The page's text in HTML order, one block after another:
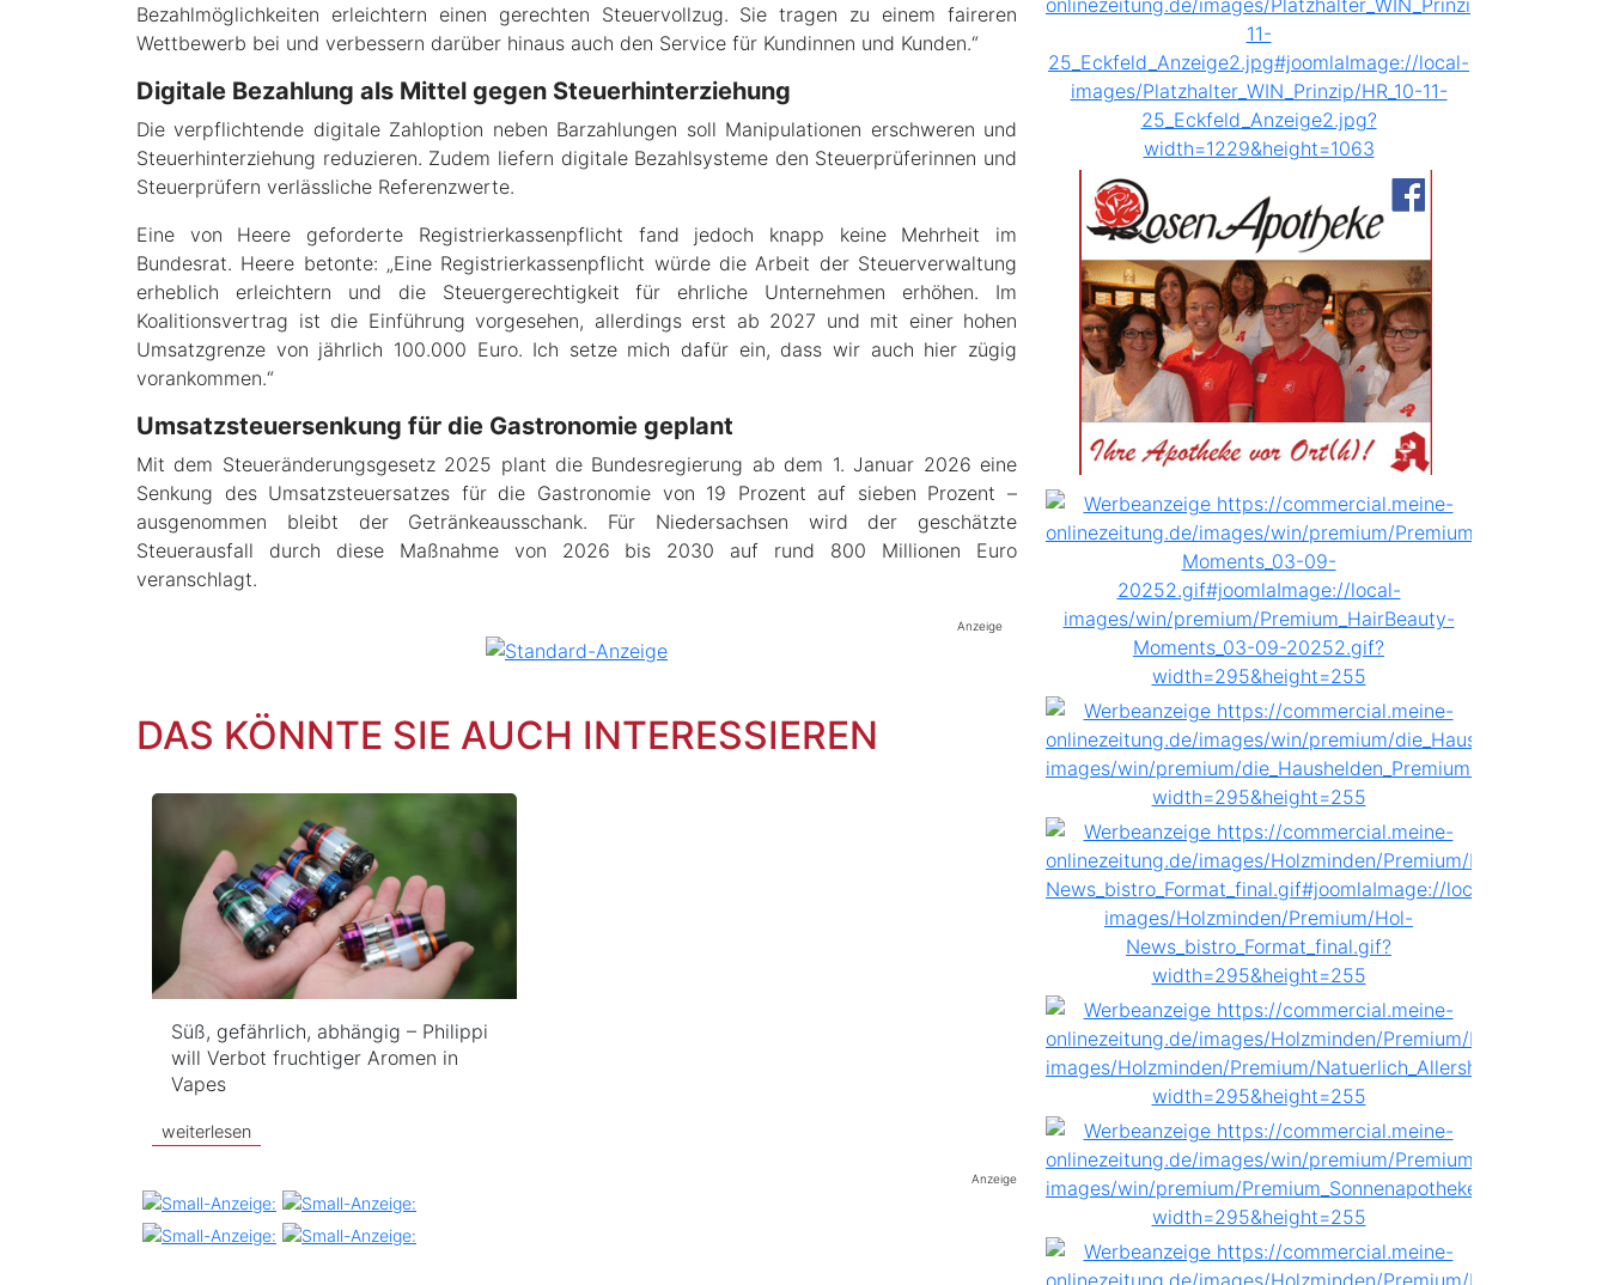
Bezahlmöglichkeiten erleichtern einen gerechten Steuervollzug. Sie tragen zu einem faireren
Wettbewerb bei und verbessern darüber hinaus auch den Service für Kundinnen und Kunden.“
Digitale Bezahlung als Mittel gegen Steuerhinterziehung
Die verpflichtende digitale Zahloption neben Barzahlungen soll Manipulationen erschweren und
Steuerhinterziehung reduzieren. Zudem liefern digitale Bezahlsysteme den Steuerprüferinnen und
Steuerprüfern verlässliche Referenzwerte.
Eine von Heere geforderte Registrierkassenpflicht fand jedoch knapp keine Mehrheit im
Bundesrat. Heere betonte: „Eine Registrierkassenpflicht würde die Arbeit der Steuerverwaltung
erheblich erleichtern und die Steuergerechtigkeit für ehrliche Unternehmen erhöhen. Im
Koalitionsvertrag ist die Einführung vorgesehen, allerdings erst ab 2027 und mit einer hohen
Umsatzgrenze von jährlich 100.000 Euro. Ich setze mich dafür ein, dass wir auch hier zügig
vorankommen.“
Umsatzsteuersenkung für die Gastronomie geplant
Mit dem Steueränderungsgesetz 2025 plant die Bundesregierung ab dem 1. Januar 2026 eine
Senkung des Umsatzsteuersatzes für die Gastronomie von 19 Prozent auf sieben Prozent –
ausgenommen bleibt der Getränkeausschank. Für Niedersachsen wird der geschätzte
Steuerausfall durch diese Maßnahme von 2026 bis 2030 auf rund 800 Millionen Euro
veranschlagt.
Anzeige
DAS KÖNNTE SIE AUCH INTERESSIEREN
Süß, gefährlich, abhängig – Philippi
will Verbot fruchtiger Aromen in
Vapes
weiterlesen
Anzeige